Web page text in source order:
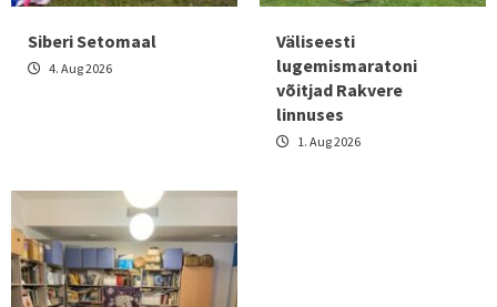
Siberi Setomaal
4. Aug 2026
Väliseesti
lugemismaratoni
võitjad Rakvere
linnuses
1. Aug 2026